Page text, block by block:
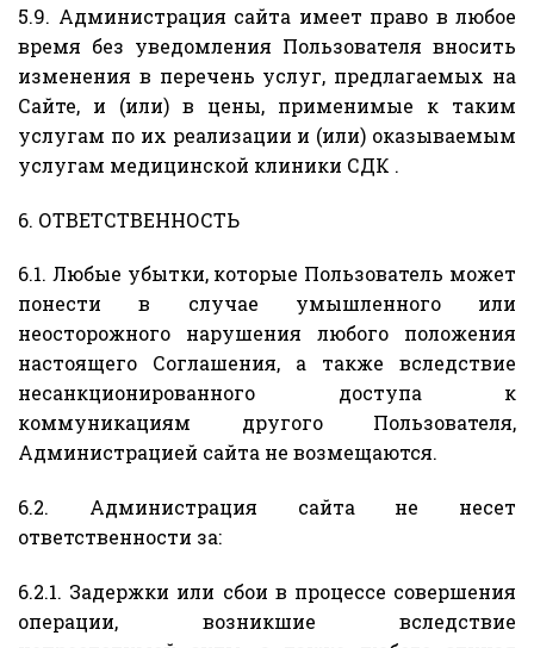
5.9. Администрация сайта имеет право в любое
время без уведомления Пользователя вносить
изменения в перечень услуг, предлагаемых на
Сайте, и (или) в цены, применимые к таким
услугам по их реализации и (или) оказываемым
услугам медицинской клиники СДК .
6. ОТВЕТСТВЕННОСТЬ
6.1. Любые убытки, которые Пользователь может
понести в случае умышленного или
неосторожного нарушения любого положения
настоящего Соглашения, а также вследствие
несанкционированного доступа к
коммуникациям другого Пользователя,
Администрацией сайта не возмещаются.
6.2. Администрация сайта не несет
ответственности за:
6.2.1. Задержки или сбои в процессе совершения
операции, возникшие вследствие